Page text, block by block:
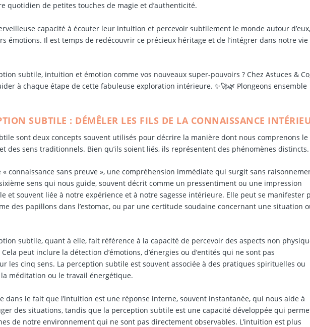
quotidien de petites touches de magie et d’authenticité.
capacité à écouter leur intuition et percevoir subtilement le monde autour d’eux,
émotions. Il est temps de redécouvrir ce précieux héritage et de l’intégrer dans notre vie
subtile, intuition et émotion comme vos nouveaux super-pouvoirs ? Chez Astuces &
à chaque étape de cette fabuleuse exploration intérieure. ✨🚀🌿 Plongeons ensemble
SUBTILE : DÉMÊLER LES FILS DE LA CONNAISSANCE
sont deux concepts souvent utilisés pour décrire la manière dont nous comprenons le
des sens traditionnels. Bien qu’ils soient liés, ils représentent des phénomènes distincts.
« connaissance sans preuve », une compréhension immédiate qui surgit sans
sens qui nous guide, souvent décrit comme un pressentiment ou une impression
et souvent liée à notre expérience et à notre sagesse intérieure. Elle peut se manifester
des papillons dans l’estomac, ou par une certitude soudaine concernant une situation
subtile, quant à elle, fait référence à la capacité de percevoir des aspects non
peut inclure la détection d’émotions, d’énergies ou d’entités qui ne sont pas
les cinq sens. La perception subtile est souvent associée à des pratiques spirituelles ou
méditation ou le travail énergétique.
dans le fait que l’intuition est une réponse interne, souvent instantanée, qui nous aide à
des situations, tandis que la perception subtile est une capacité développée qui
de notre environnement qui ne sont pas directement observables. L’intuition est plus